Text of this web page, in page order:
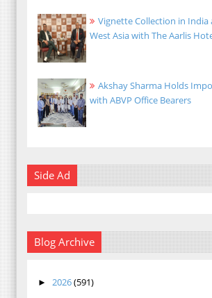
Vignette Collection in India
West Asia with The Aarlis
Akshay Sharma Holds
with ABVP Office Bearers
Side Ad
Blog Archive
► 2026(591)